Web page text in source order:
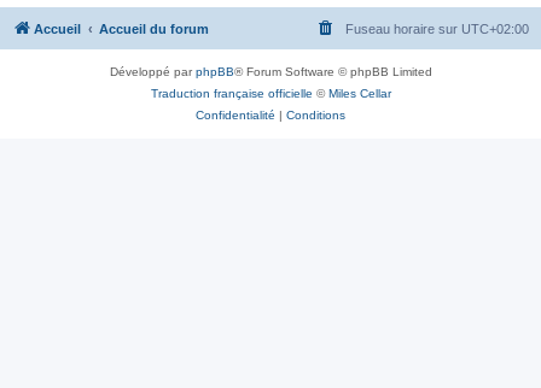
Accueil Accueil du forum Fuseau horaire sur UTC+02:00
Développé parphpBB® Forum Software © phpBB Limited
Traduction française officielle ©Miles Cellar
Confidentialité | Conditions